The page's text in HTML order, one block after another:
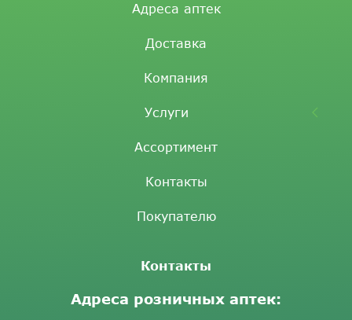
Адреса аптек
Доставка
Компания
Услуги
Ассортимент
Контакты
Покупателю
Контакты
Адреса розничных аптек: